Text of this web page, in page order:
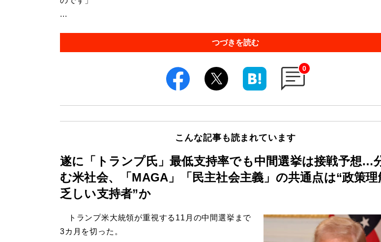
...
つづきを読む
0
こんな記事も読まれています
遂に「トランプ氏」最低支持率でも中間選挙は接戦予想…
む米社会、「MAGA」「民主社会主義」の共通点は“政策理
乏しい支持者”か
トランプ米大統領が重視する11月の中間選挙まで
3カ月を切った。